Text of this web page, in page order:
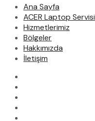
Ana Sayfa
ACER Laptop Servisi
Hizmetlerimiz
Bölgeler
Hakkımızda
İletişim